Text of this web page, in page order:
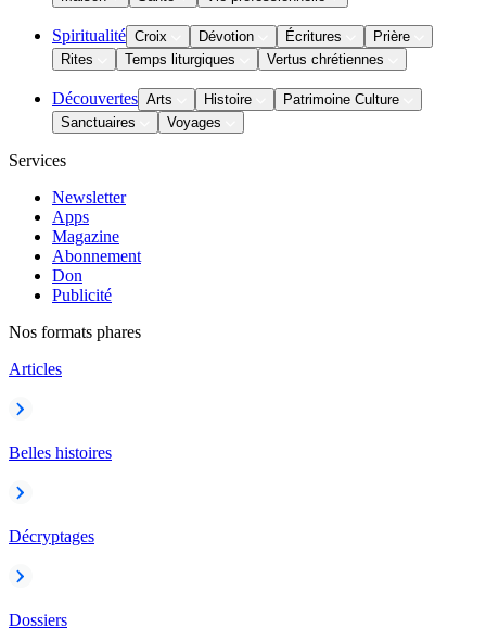
Spiritualité Croix Dévotion Écritures
Prière
Rites
Temps liturgiques Vertus chrétiennes
Découvertes Arts Histoire
Patrimoine Culture
Sanctuaires
Voyages
Services
Newsletter
Apps
Magazine
Abonnement
Don
Publicité
Nos formats phares
Articles
Belles histoires
Décryptages
Dossiers